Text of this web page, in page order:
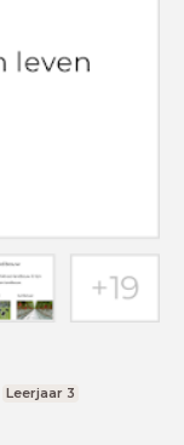
Leerjaar 3